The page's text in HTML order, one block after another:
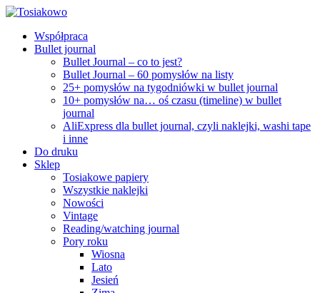
Współpraca
Bullet journal
Bullet Journal – co to jest?
Bullet Journal – 60 pomysłów na listy
25+ pomysłów na tygodniówki w bullet journal
10+ pomysłów na… oś czasu (timeline) w bullet
journal
AliExpress dla bullet journal, czyli naklejki, washi tape
i inne
Do druku
Sklep
Tosiakowe papiery
Wszystkie naklejki
Nowości
Vintage
Reading/watching journal
Pory roku
Wiosna
Lato
Jesień